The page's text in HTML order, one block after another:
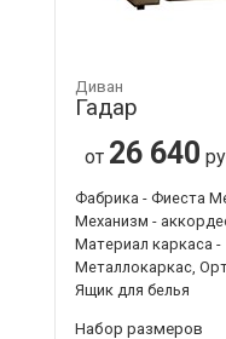
Диван
Гадар
от 26 640
Фабрика - Фиеста
Механизм -
Материал каркаса -
Металлокаркас,
Ящик для белья
Набор размеров